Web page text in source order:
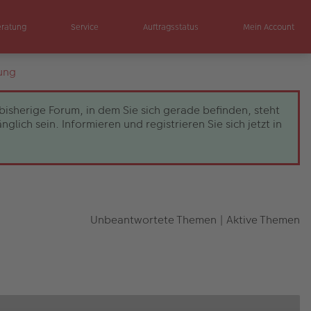
Service Auftragsstatus Mein Account
Forum, in dem Sie sich gerade befinden, steht
sein. Informieren und registrieren Sie sich jetzt in
Unbeantwortete Themen | Aktive Themen